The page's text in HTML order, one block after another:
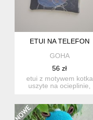
ETUI NA TELEFON
GOHA
56 zł
etui z motywem kotka
uszyte na ocieplinie,